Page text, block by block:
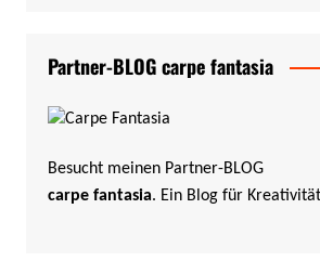
Partner-BLOG carpe fantasia
Besucht meinen Partner-BLOG
carpe fantasia. Ein Blog für